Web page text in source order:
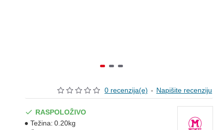
0 recenzija(e) - Napišite recenziju
RASPOLOŽIVO
Težina: 0.20kg